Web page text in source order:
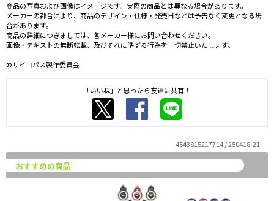
商品の写真および画像はイメージです。実際の商品とは異なる場合があります。
メーカーの都合により、商品のデザイン・仕様・発売日などは予告なく変更となる場
合があります。
商品の詳細につきましては、各メーカー様にお問い合わせください。
画像・テキストの無断転載、及びそれに準ずる行為を一切禁止いたします。
©サイコパス製作委員会
「いいね」と思ったら友達に共有！
4543815217714 / 250418-21
おすすめの商品